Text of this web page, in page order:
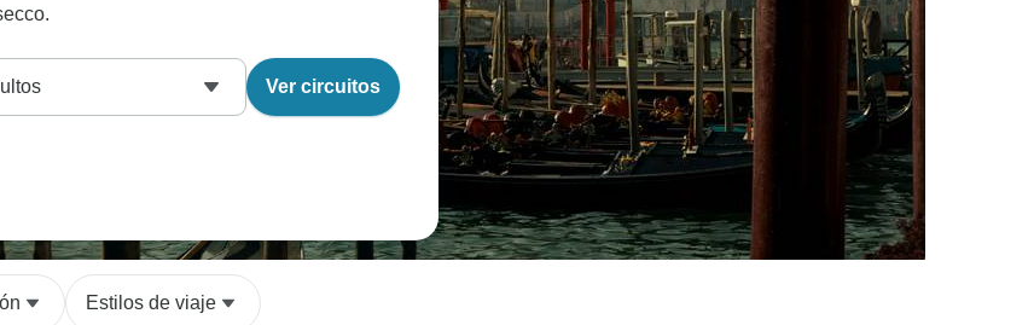
Ver circuitos
Estilos de viaje